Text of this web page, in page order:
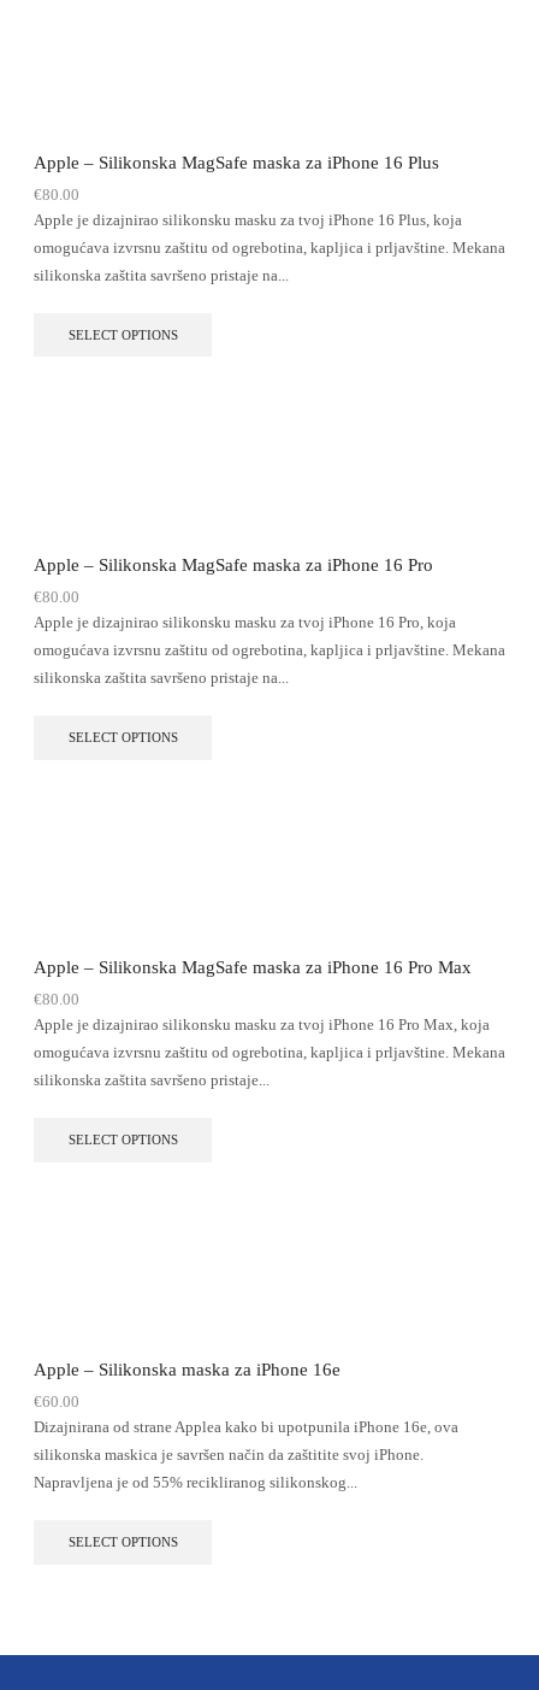
Apple – Silikonska MagSafe maska za iPhone 16 Plus
€80.00
Apple je dizajnirao silikonsku masku za tvoj iPhone 16 Plus, koja
omogućava izvrsnu zaštitu od ogrebotina, kapljica i prljavštine. Mekana
silikonska zaštita savršeno pristaje na...
SELECT OPTIONS
Apple – Silikonska MagSafe maska za iPhone 16 Pro
€80.00
Apple je dizajnirao silikonsku masku za tvoj iPhone 16 Pro, koja
omogućava izvrsnu zaštitu od ogrebotina, kapljica i prljavštine. Mekana
silikonska zaštita savršeno pristaje na...
SELECT OPTIONS
Apple – Silikonska MagSafe maska za iPhone 16 Pro Max
€80.00
Apple je dizajnirao silikonsku masku za tvoj iPhone 16 Pro Max, koja
omogućava izvrsnu zaštitu od ogrebotina, kapljica i prljavštine. Mekana
silikonska zaštita savršeno pristaje...
SELECT OPTIONS
Apple – Silikonska maska za iPhone 16e
€60.00
Dizajnirana od strane Applea kako bi upotpunila iPhone 16e, ova
silikonska maskica je savršen način da zaštitite svoj iPhone.
Napravljena je od 55% recikliranog silikonskog...
SELECT OPTIONS